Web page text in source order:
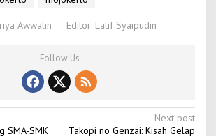
Awwalin Editor: Latif Syaipudin
Follow Us
SMA-SMK
Next post
Takopi no Genzai: Kisah Gelap